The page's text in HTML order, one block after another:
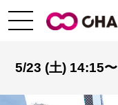
5/23 (土) 14:15〜